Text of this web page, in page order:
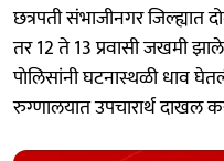
छत्रपती संभाजीनगर
तर 12 ते 13 प्रवासी जखमी
पाेलिसांनी घटनास्थळी धाव
रुग्णालयात उपचारार्थ